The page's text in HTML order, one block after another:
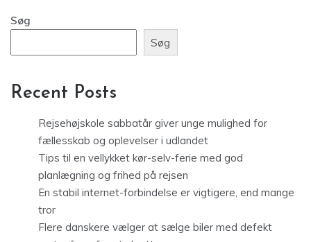
Søg
Søg
Recent Posts
Rejsehøjskole sabbatår giver unge mulighed for
fællesskab og oplevelser i udlandet
Tips til en vellykket kør-selv-ferie med god
planlægning og frihed på rejsen
En stabil internet-forbindelse er vigtigere, end mange
tror
Flere danskere vælger at sælge biler med defekt